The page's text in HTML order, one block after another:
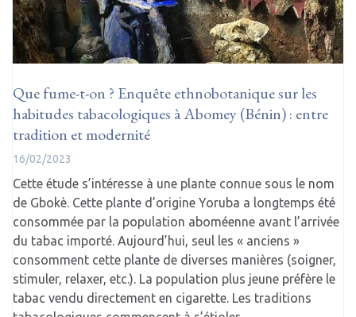
Que fume-t-on ? Enquête ethnobotanique sur les
habitudes tabacologiques à Abomey (Bénin) : entre
tradition et modernité
16/02/2023
Cette étude s’intéresse à une plante connue sous le nom
de Gbokè. Cette plante d’origine Yoruba a longtemps été
consommée par la population aboméenne avant l’arrivée
du tabac importé. Aujourd’hui, seul les « anciens »
consomment cette plante de diverses manières (soigner,
stimuler, relaxer, etc.). La population plus jeune préfère le
tabac vendu directement en cigarette. Les traditions